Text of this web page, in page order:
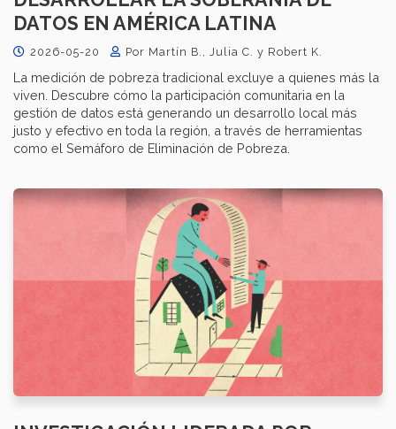
DATOS EN AMÉRICA LATINA
2026-05-20 Por Martín B., Julia C. y Robert K.
La medición de pobreza tradicional excluye a quienes más la
viven. Descubre cómo la participación comunitaria en la
gestión de datos está generando un desarrollo local más
justo y efectivo en toda la región, a través de herramientas
como el Semáforo de Eliminación de Pobreza.